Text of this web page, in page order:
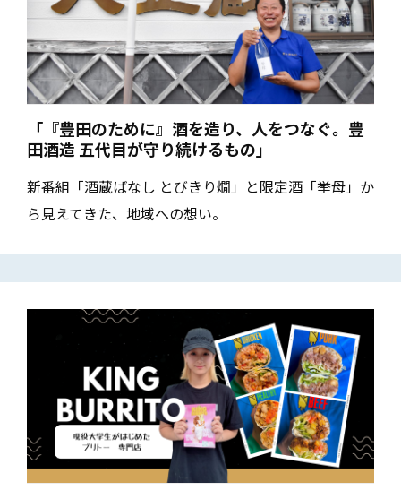
「『豊田のために』酒を造り、人をつなぐ。豊
田酒造 五代目が守り続けるもの」
新番組「酒蔵ばなし とびきり燗」と限定酒「挙母」か
ら見えてきた、地域への想い。